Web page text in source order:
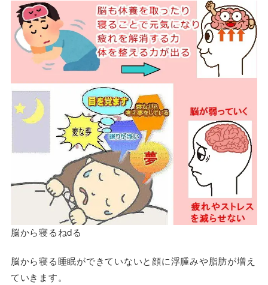
脳から寝るねdる
脳から寝る睡眠ができていないと顔に浮腫みや脂肪が増え
ていきます。